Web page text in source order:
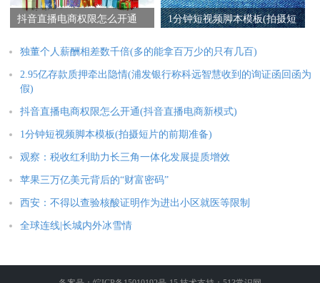
抖音直播电商权限怎么开通
1分钟短视频脚本模板(拍摄短
独董个人薪酬相差数千倍(多的能拿百万少的只有几百)
2.95亿存款质押牵出隐情(浦发银行称科远智慧收到的询证函回函为
假)
抖音直播电商权限怎么开通(抖音直播电商新模式)
1分钟短视频脚本模板(拍摄短片的前期准备)
观察：税收红利助力长三角一体化发展提质增效
苹果三万亿美元背后的“财富密码”
西安：不得以查验核酸证明作为进出小区就医等限制
全球连线|长城内外冰雪情